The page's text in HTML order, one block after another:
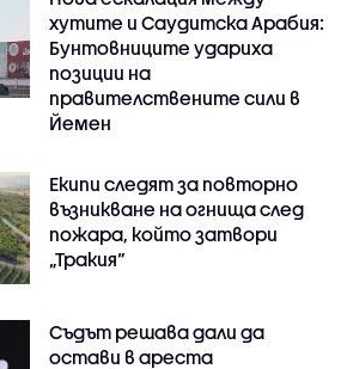
хутите и Саудитска Арабия:
Бунтовниците удариха
позиции на
правителствените сили в
Йемен
Екипи следят за повторно
възникване на огнища след
пожара, който затвори
„Тракия“
Съдът решава дали да
остави в ареста